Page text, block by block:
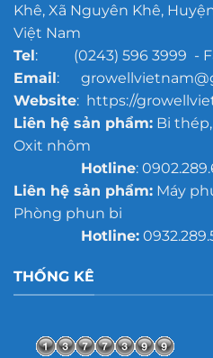
lớn
Khê, Xã Nguyên Khê,
Việt Nam
Tel: (0243) 596 3999 -
Email:
Website: https://
Liên hệ sản phẩm:Bi
Oxit nhôm
Hotline:
Liên hệ sản phẩm:Máy
Phòng phun bi
Hotline:
THỐNG KÊ